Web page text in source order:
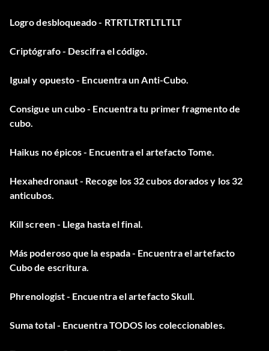
Logro desbloqueado - RTRTLTRTLTLTLT
Criptógrafo - Descifra el código.
Igual y opuesto - Encuentra un Anti-Cubo.
Consigue un cubo - Encuentra tu primer fragmento de
cubo.
Haikus no épicos - Encuentra el artefacto Tome.
Hexahedronaut - Recoge los 32 cubos dorados y los 32
anticubos.
Kill screen - Llega hasta el final.
Más poderoso que la espada - Encuentra el artefacto
Cubo de escritura.
Phrenologist - Encuentra el artefacto Skull.
Suma total - Encuentra TODOS los coleccionables.